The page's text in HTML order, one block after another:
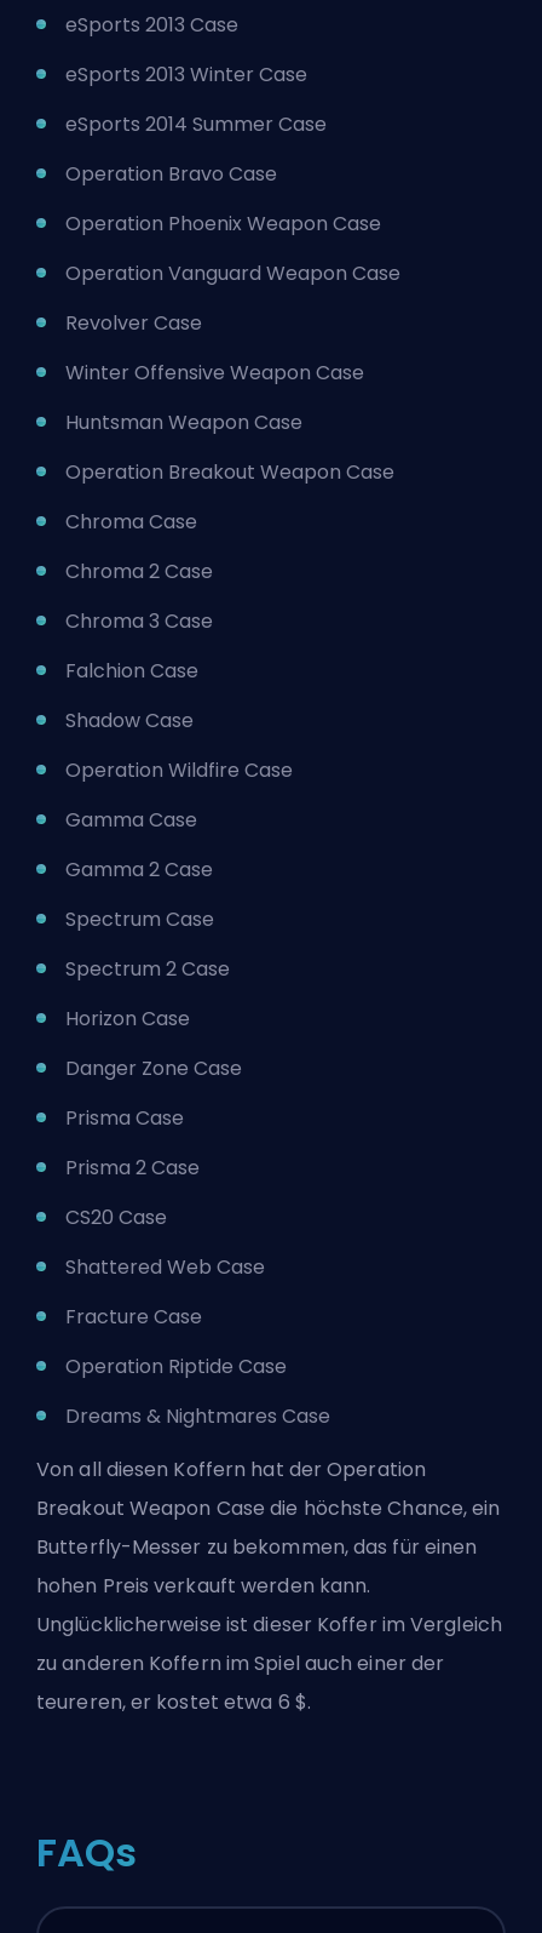
eSports 2013 Case
eSports 2013 Winter Case
eSports 2014 Summer Case
Operation Bravo Case
Operation Phoenix Weapon Case
Operation Vanguard Weapon Case
Revolver Case
Winter Offensive Weapon Case
Huntsman Weapon Case
Operation Breakout Weapon Case
Chroma Case
Chroma 2 Case
Chroma 3 Case
Falchion Case
Shadow Case
Operation Wildfire Case
Gamma Case
Gamma 2 Case
Spectrum Case
Spectrum 2 Case
Horizon Case
Danger Zone Case
Prisma Case
Prisma 2 Case
CS20 Case
Shattered Web Case
Fracture Case
Operation Riptide Case
Dreams & Nightmares Case
Von all diesen Koffern hat der Operation
Breakout Weapon Case die höchste Chance, ein
Butterfly-Messer zu bekommen, das für einen
hohen Preis verkauft werden kann.
Unglücklicherweise ist dieser Koffer im Vergleich
zu anderen Koffern im Spiel auch einer der
teureren, er kostet etwa 6 $.
FAQs